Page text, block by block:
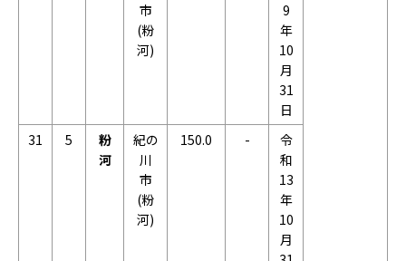
市
(粉
河)
9
年
10
月
31
日
31
5
粉
河
紀の
川
市
(粉
河)
150.0 -
令
和
13
年
10
月